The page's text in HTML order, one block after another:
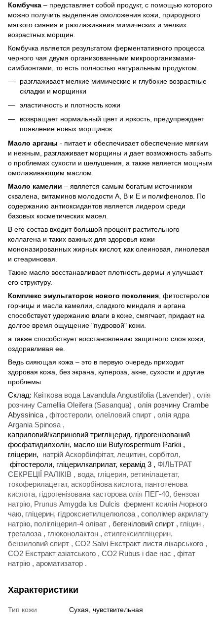
Комбучка – представляет собой продукт, с помощью которого
можно получить выделение омоложения кожи, природного
мягкого сияния и разглаживания мимических и мелких
возрастных морщин.
Комбучка является результатом ферментативного процесса
черного чая двумя организованными микроорганизмами-
симбионтами, то есть полностью натуральным продуктом.
разглаживает мелкие мимические и глубокие возрастные
складки и морщинки
эластичность и плотность кожи
возвращает нормальный цвет и яркость, предупреждает
появление новых морщинок
Масло арганы - питает и обеспечивает обеспечение мягким
и нежным, разглаживает морщины и дает возможность забыть
о проблемах сухости и шелушения, а также является мощным
омолаживающим маслом.
Масло камелии – является самым богатым источником
сквалена, витаминов молодости А, В и Е и полифенолов. По
содержанию антиоксидантов является лидером среди
базовых косметических масел.
В его состав входит большой процент растительного
коллагена и таких важных для здоровья кожи
мононазированных жирных кислот, как олеиновая, линолевая
и стеариновая.
Также масло восстанавливает плотность дермы и улучшает
его структуру.
Комплекс эмульгаторов нового поколения , фитостеролов
горчицы и масла камелии, сладкого миндаля и аргана
способствует удержанию влаги в коже, смягчает, придает на
долгое время ощущение "пудровой" кожи.
а также способствует восстановлению защитного слоя кожи,
оздоравливая ее.
Ведь сияющая кожа – это в первую очередь приходит
здоровая кожа, без экрана, купероза, акне, сухости и другие
проблемы.
Склад: Квіткова вода Lavandula Angustifolia (Lavender) , олія
розчину Camellia Oleifera (Sasanqua) , олія розчину Crambe
Abyssinica , фітостероли, олеїловий спирт , олія ядра
Argania Spinosa ,
каприловий/каприновий тригліцерид, гідрогенізований
фосфатидилхолін, масло ши Butyrospermum Parkii ,
гліцерин, натрій Аскорбілфітат, лецитин, сорбітол,
фітостероли, гліцерилкаприлат, керамід 3 , ФІЛЬТРАТ
СЕКРЕЦІЇ РАЛІКІВ , вода, гліцерин, ретинілацетат,
токоферилацетат, аскорбінова кислота, пантотенова
кислота, гідрогенізована касторова олія ПЕГ-40, бензоат
натрію, Prunus Amygda lus Dulcis фермент ксилін /чорного
чаю, гліцерин, гідроксиетилцелюлоза , сополімер акрилату
натрію, полігліцерил-4 оліват , бегеніловий спирт , гліцин ,
трегалоза , глюконолактон , етилгексилгліцерин,
бензиловий спирт , CO2 Salvi Екстракт листя лікарського ,
CO2 Екстракт азіатського , CO2 Rubus i dae нас , фітат
натрію , ароматизатор .
Характеристики
Тип кожи Сухая, чувствительная